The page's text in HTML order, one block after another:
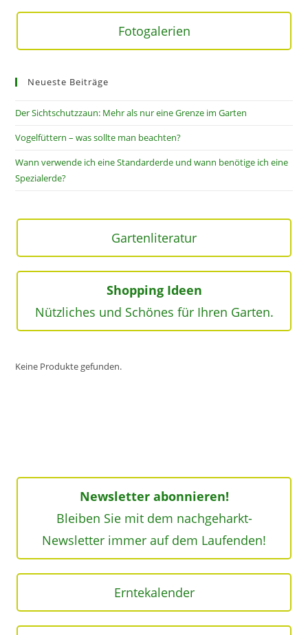
Fotogalerien
Neueste Beiträge
Der Sichtschutzzaun: Mehr als nur eine Grenze im Garten
Vogelfüttern – was sollte man beachten?
Wann verwende ich eine Standarderde und wann benötige ich eine
Spezialerde?
Gartenliteratur
Shopping Ideen
Nützliches und Schönes für Ihren Garten.
Keine Produkte gefunden.
Newsletter abonnieren!
Bleiben Sie mit dem nachgeharkt-
Newsletter immer auf dem Laufenden!
Erntekalender